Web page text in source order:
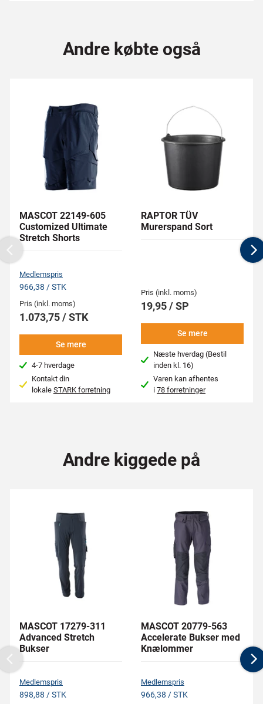
Andre købte også
MASCOT 22149-605
Customized Ultimate
Stretch Shorts
Medlemspris
966,38 / STK
Pris (inkl. moms)
1.073,75 / STK
Se mere
4-7 hverdage
Kontakt din
lokale STARK forretning
RAPTOR TÜV
Murerspand Sort
Pris (inkl. moms)
19,95 / SP
Se mere
Næste hverdag (Bestil
inden kl. 16)
Varen kan afhentes
i78 forretninger
Previous
Andre kiggede på
MASCOT 17279-311
Advanced Stretch
Bukser
Medlemspris
898,88 / STK
MASCOT 20779-563
Accelerate Bukser med
Knælommer
Medlemspris
966,38 / STK
Previous